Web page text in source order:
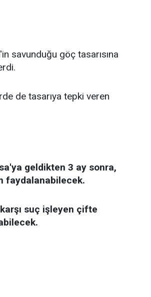
savunduğu göç tasarısına
de tasarıya tepki veren
geldikten 3 ay sonra,
faydalanabilecek.
suç işleyen çifte